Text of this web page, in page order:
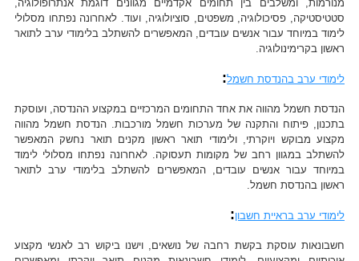
מנורמות, ומשלבים בין תחומים אקדמיים מגוונים דוגמת אנתרופולוגיה,
סטטיסטיקה, פסיכולוגיה, משפטים, סוציולוגיה, ועוד. לאחרונה נפתחו מסלולי
לימוד במיוחד עבור אנשים עובדים, המאפשרים להשתלב בלימודי ערב לתואר
ראשון בקרימינולוגיה.
לימודי ערב בהנדסת חשמל:
הנדסת חשמל מהווה את אחד התחומים המרכזיים במקצוע ההנדסה, ועוסקת
בתכנון, פיתוח והתקנה של מערכות חשמל מורכבות. הנדסת חשמל מהווה
מקצוע מבוקש ויוקרתי, ולימודי תואר ראשון מקנים תואר נחשק המאפשר
להשתלב במגוון רחב של מקומות תעסוקה. לאחרונה נפתחו מסלולי לימוד
במיוחד עבור אנשים עובדים, המאפשרים להשתלב בלימודי ערב לתואר
ראשון בהנדסת חשמל.
לימודי ערב בראיית חשבון:
חשבונאות עוסקת בקשת רחבה של נושאים, וישנו ביקוש רב לאנשי מקצוע